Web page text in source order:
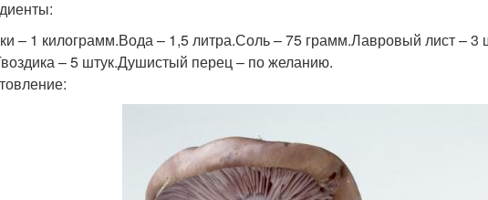
– 1 килограмм.Вода – 1,5 литра.Соль – 75 грамм.Лавровый лист –
– 5 штук.Душистый перец – по желанию.